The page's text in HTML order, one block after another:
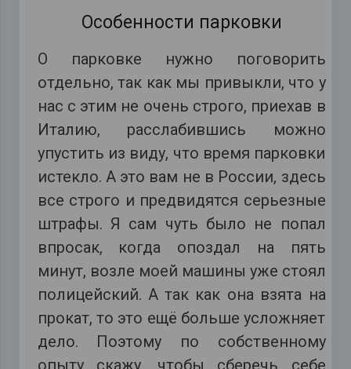
Особенности парковки
О парковке нужно поговорить
отдельно, так как мы привыкли, что у
нас с этим не очень строго, приехав в
Италию, расслабившись можно
упустить из виду, что время парковки
истекло. А это вам не в России, здесь
все строго и предвидятся серьезные
штрафы. Я сам чуть было не попал
впросак, когда опоздал на пять
минут, возле моей машины уже стоял
полицейский. А так как она взята на
прокат, то это ещё больше усложняет
дело. Поэтому по собственному
опыту скажу, чтобы сберечь себе